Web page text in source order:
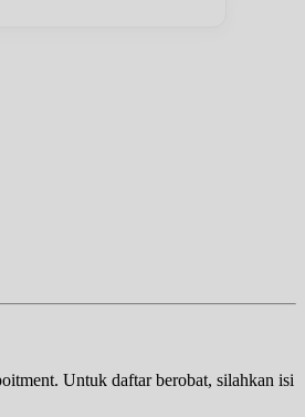
Untuk daftar berobat, silahkan isi